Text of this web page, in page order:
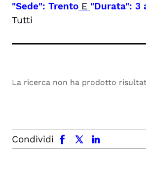
"Sede": Trento E "Durata": 3
Tutti
La ricerca non ha prodotto
Condividi
facebook x.com linkedin